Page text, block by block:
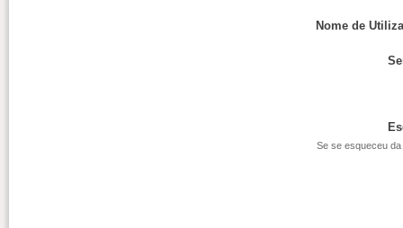
Nome de
Se se esqueceu